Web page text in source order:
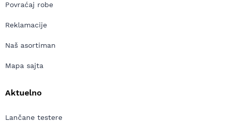
Povraćaj robe
Reklamacije
Naš asortiman
Mapa sajta
Aktuelno
Lančane testere